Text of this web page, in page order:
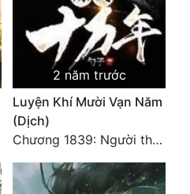
2 năm trước
Luyện Khí Mười Vạn Năm
(Dịch)
Chương 1839: Người thứ nhất là Nhân Hoàng